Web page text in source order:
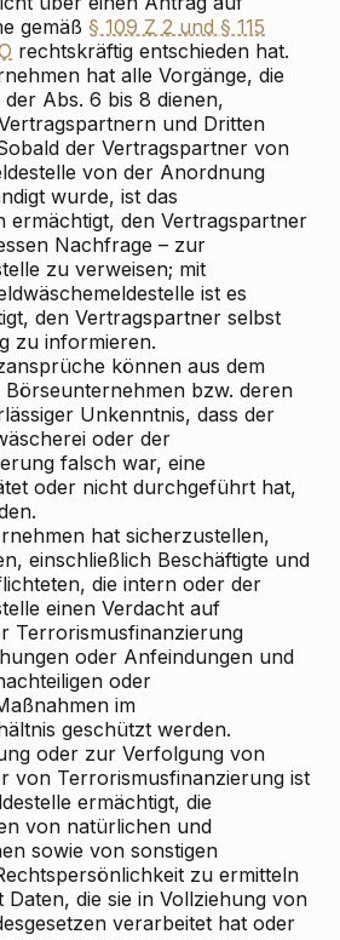
gemäß § 109 Z 2 und § 115
rechtskräftig entschieden hat.
hat alle Vorgänge, die
Abs. 6 bis 8 dienen,
und Dritten
der Vertragspartner von
von der Anordnung
wurde, ist das
ermächtigt, den Vertragspartner
Nachfrage – zur
zu verweisen; mit
ist es
den Vertragspartner selbst
zu informieren.
können aus dem
Börseunternehmen bzw. deren
Unkenntnis, dass der
oder der
falsch war, eine
oder nicht durchgeführt hat,
hat sicherzustellen,
einschließlich Beschäftigte und
die intern oder der
einen Verdacht auf
Terrorismusfinanzierung
oder Anfeindungen und
oder
im
geschützt werden.
oder zur Verfolgung von
von Terrorismusfinanzierung ist
ermächtigt, die
von natürlichen und
sowie von sonstigen
zu ermitteln
Daten, die sie in Vollziehung von
verarbeitet hat oder